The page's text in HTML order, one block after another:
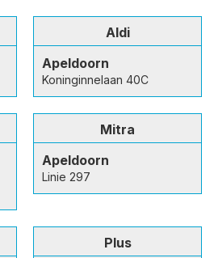
Aldi
Apeldoorn
Koninginnelaan 40C
Mitra
Apeldoorn
Linie 297
Plus